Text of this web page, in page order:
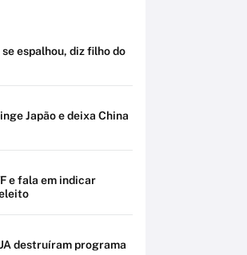
espalhou, diz filho do
Japão e deixa China
e fala em indicar
destruíram programa